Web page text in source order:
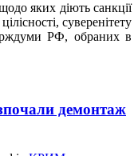
яких діють санкції
суверенітету
РФ, обраних в
демонтаж